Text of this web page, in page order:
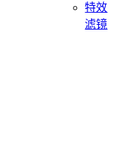
特效
滤镜